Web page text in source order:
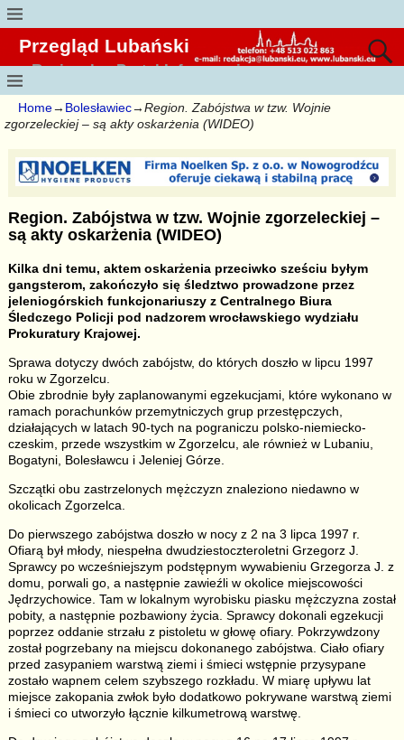
Przegląd Lubański
Regionalny Portal Informacyjny
Home→ Bolesławiec→Region. Zabójstwa w tzw. Wojnie
zgorzeleckiej – są akty oskarżenia (WIDEO)
Region. Zabójstwa w tzw. Wojnie zgorzeleckiej –
są akty oskarżenia (WIDEO)
Kilka dni temu, aktem oskarżenia przeciwko sześciu byłym
gangsterom, zakończyło się śledztwo prowadzone przez
jeleniogórskich funkcjonariuszy z Centralnego Biura
Śledczego Policji pod nadzorem wrocławskiego wydziału
Prokuratury Krajowej.
Sprawa dotyczy dwóch zabójstw, do których doszło w lipcu 1997
roku w Zgorzelcu.
Obie zbrodnie były zaplanowanymi egzekucjami, które wykonano w
ramach porachunków przemytniczych grup przestępczych,
działających w latach 90-tych na pograniczu polsko-niemiecko-
czeskim, przede wszystkim w Zgorzelcu, ale również w Lubaniu,
Bogatyni, Bolesławcu i Jeleniej Górze.
Szczątki obu zastrzelonych mężczyzn znaleziono niedawno w
okolicach Zgorzelca.
Do pierwszego zabójstwa doszło w nocy z 2 na 3 lipca 1997 r.
Ofiarą był młody, niespełna dwudziestoczteroletni Grzegorz J.
Sprawcy po wcześniejszym podstępnym wywabieniu Grzegorza J. z
domu, porwali go, a następnie zawieźli w okolice miejscowości
Jędrzychowice. Tam w lokalnym wyrobisku piasku mężczyzna został
pobity, a następnie pozbawiony życia. Sprawcy dokonali egzekucji
poprzez oddanie strzału z pistoletu w głowę ofiary. Pokrzywdzony
został pogrzebany na miejscu dokonanego zabójstwa. Ciało ofiary
przed zasypaniem warstwą ziemi i śmieci wstępnie przysypane
zostało wapnem celem szybszego rozkładu. W miarę upływu lat
miejsce zakopania zwłok było dodatkowo pokrywane warstwą ziemi
i śmieci co utworzyło łącznie kilkumetrową warstwę.